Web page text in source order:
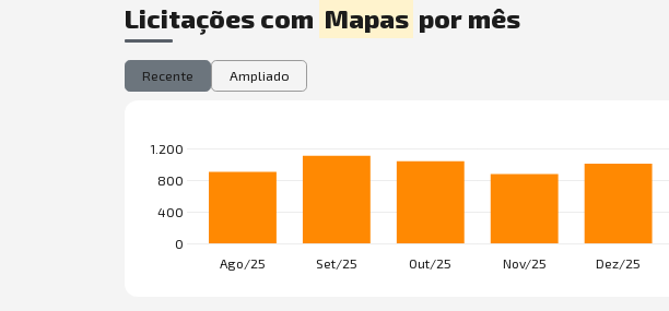
Licitações com Mapas por mês
Recente Ampliado